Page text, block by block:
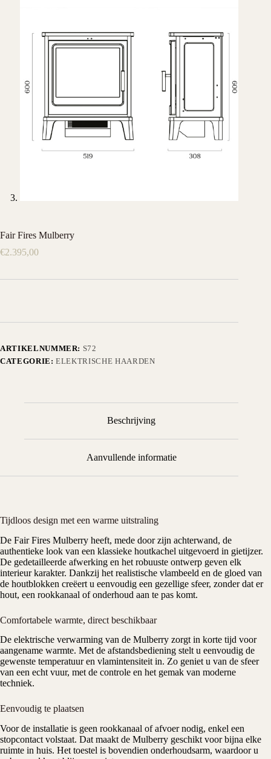
Fair Fires Mulberry
€2.395,00
ARTIKELNUMMER: S72
CATEGORIE:ELEKTRISCHE HAARDEN
Beschrijving
Aanvullende informatie
Tijdloos design met een warme uitstraling
De Fair Fires Mulberry heeft, mede door zijn achterwand, de
authentieke look van een klassieke houtkachel uitgevoerd in gietijzer.
De gedetailleerde afwerking en het robuuste ontwerp geven elk
interieur karakter. Dankzij het realistische vlambeeld en de gloed van
de houtblokken creëert u eenvoudig een gezellige sfeer, zonder dat er
hout, een rookkanaal of onderhoud aan te pas komt.
Comfortabele warmte, direct beschikbaar
De elektrische verwarming van de Mulberry zorgt in korte tijd voor
aangename warmte. Met de afstandsbediening stelt u eenvoudig de
gewenste temperatuur en vlamintensiteit in. Zo geniet u van de sfeer
van een echt vuur, met de controle en het gemak van moderne
techniek.
Eenvoudig te plaatsen
Voor de installatie is geen rookkanaal of afvoer nodig, enkel een
stopcontact volstaat. Dat maakt de Mulberry geschikt voor bijna elke
ruimte in huis. Het toestel is bovendien onderhoudsarm, waardoor u